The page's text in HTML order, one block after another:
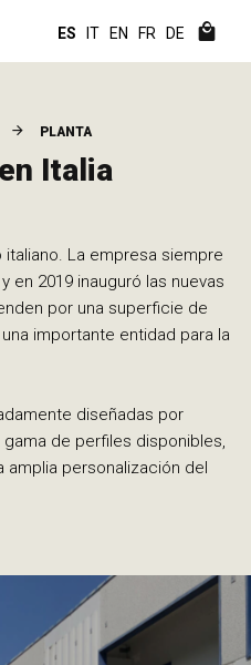
ES IT EN FR DE
PLANTA
Italia
La empresa siempre
en 2019 inauguró las nuevas
por una superficie de
importante entidad para la
diseñadas por
de perfiles disponibles,
amplia personalización del